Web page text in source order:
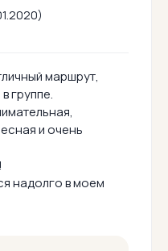
маршрут,
группе.
и очень
надолго в моем